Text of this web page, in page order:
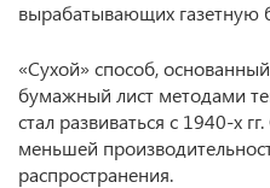
вырабатывающих газетную
«Сухой» способ,
бумажный лист методами
стал развиваться с 1940-х
меньшей
распространения.